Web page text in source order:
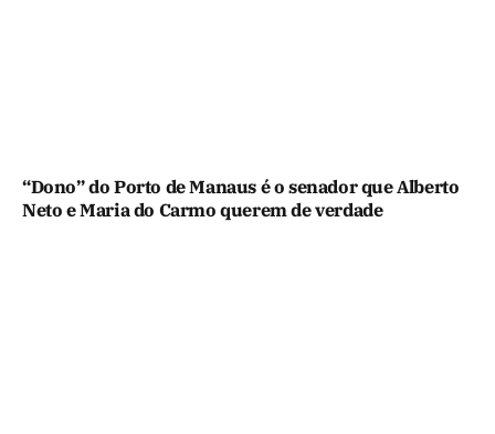
“Dono” do Porto de Manaus é o senador que Alberto
Neto e Maria do Carmo querem de verdade